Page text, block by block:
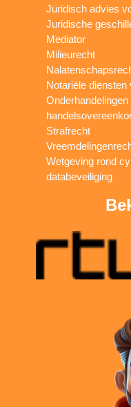
Juridisch advies
Juridische
Mediator
Milieurecht
Notariële
Strafrecht
Wetgeving rond
databeveiliging